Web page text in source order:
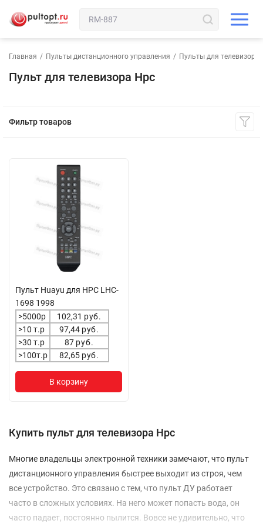
Главная / Пульты дистанционного управления / Пульты для телевизора
Пульт для телевизора Hpc
Фильтр товаров
Пульт Huayu для HPC LHC-
1698 1998
>5000р
102,31 руб.
>10 т.р
97,44 руб.
>30 т.р
87 руб.
>100т.р
82,65 руб.
В корзину
Купить пульт для телевизора Hpc
Многие владельцы электронной техники замечают, что пульт
дистанционного управления быстрее выходит из строя, чем
все устройство. Это связано с тем, что пульт ДУ работает
часто в сложных условиях. На него может попасть вода, он
часто падает, постоянно пылится. Вовсе не удивительно, что